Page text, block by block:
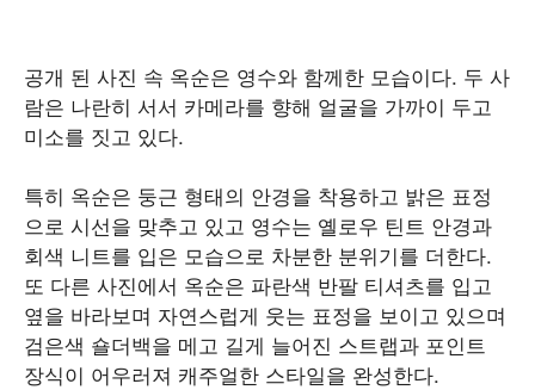
공개 된 사진 속 옥순은 영수와 함께한 모습이다. 두 사
람은 나란히 서서 카메라를 향해 얼굴을 가까이 두고
미소를 짓고 있다.
특히 옥순은 둥근 형태의 안경을 착용하고 밝은 표정
으로 시선을 맞추고 있고 영수는 옐로우 틴트 안경과
회색 니트를 입은 모습으로 차분한 분위기를 더한다.
또 다른 사진에서 옥순은 파란색 반팔 티셔츠를 입고
옆을 바라보며 자연스럽게 웃는 표정을 보이고 있으며
검은색 숄더백을 메고 길게 늘어진 스트랩과 포인트
장식이 어우러져 캐주얼한 스타일을 완성한다.